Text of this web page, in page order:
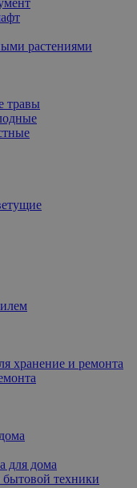
растениями
травы
хранение и ремонта
для дома
бытовой техники